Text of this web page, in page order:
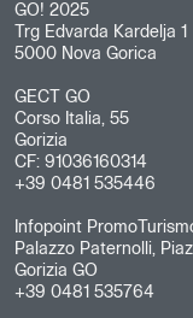
GO! 2025
Trg Edvarda Kardelja 1
5000 Nova Gorica
GECT GO
Corso Italia, 55
Gorizia
CF: 91036160314
+39 0481 535446
Infopoint
Palazzo Paternolli,
Gorizia GO
+39 0481 535764